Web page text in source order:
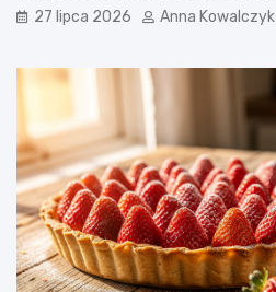
27 lipca 2026 Anna Kowalczyk